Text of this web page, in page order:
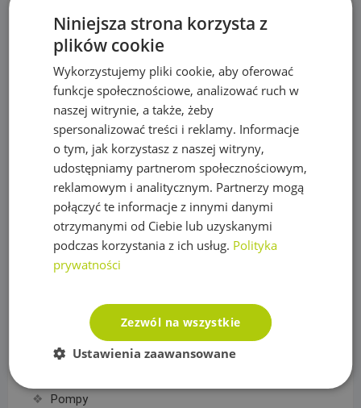
Mikronawadnianie
Nawozy do trawy
Obrzeża trawnikowe, kraty parkingowe i kotwy
Opryskiwacze
Oświetlenie
Plandeki ochronne
Plandeka wzmacniana GRAY 200g/m2
Plandeka wzmacniana GREEN 90g/m2
Plandeka wzmacniana ULTRA WEIGHT 260g/m2
Plandeka zbrojona LENO CRYSTAL 100g/m2
Pompy
Niniejsza strona korzysta z
plików cookie
Wykorzystujemy pliki cookie, aby oferować
funkcje społecznościowe, analizować ruch w
naszej witrynie, a także, żeby
spersonalizować treści i reklamy. Informacje
o tym, jak korzystasz z naszej witryny,
udostępniamy partnerom społecznościowym,
reklamowym i analitycznym. Partnerzy mogą
połączyć te informacje z innymi danymi
otrzymanymi od Ciebie lub uzyskanymi
podczas korzystania z ich usług. Polityka
prywatności
Zezwól na wszystkie
Ustawienia zaawansowane